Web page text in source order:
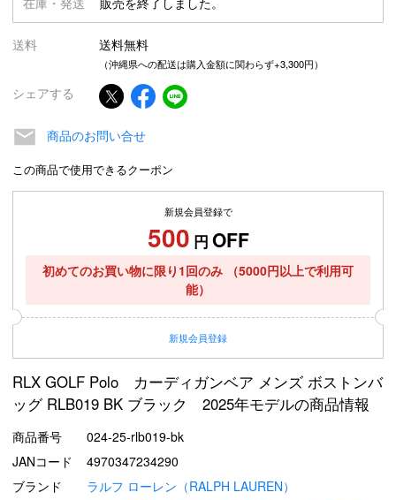
送料 送料無料
（沖縄県への配送は購入金額に関わらず+3,300円）
シェアする
商品のお問い合せ
この商品で使用できるクーポン
新規会員登録で
500 円 OFF
初めてのお買い物に限り1回のみ
（5000円以上で利用可
能）
新規会員登録
RLX GOLF Polo カーディガンベア メンズ ボストンバ
ッグ RLB019 BK ブラック 2025年モデルの商品情報
商品番号
024-25-rlb019-bk
JANコード
4970347234290
ブランド
ラルフ ローレン（RALPH LAUREN）